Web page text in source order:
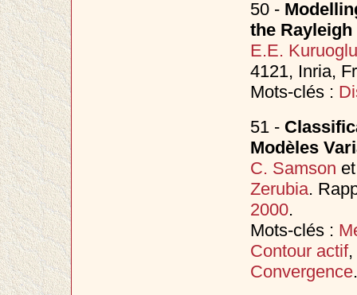
50 -
the
E.E. Kuruoglu
4121, Inria,
Mots-clés :
51 -
Modèles
C. Samson
Zerubia.
2000.
Mots-clés :
Contour actif,
Convergence.